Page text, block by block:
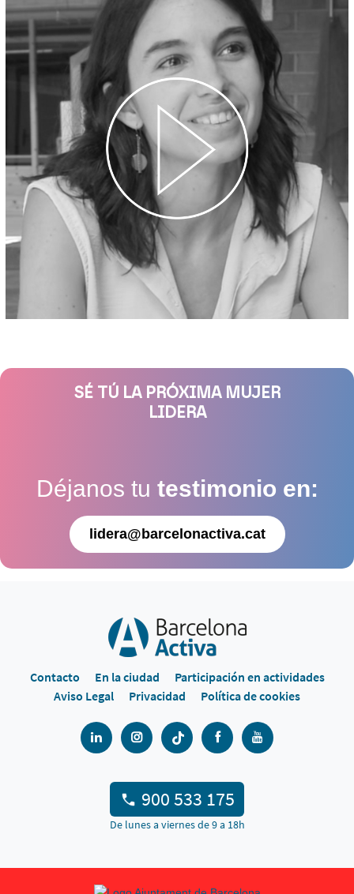
SÉ TÚ LA PRÓXIMA MUJER
LIDERA
Déjanos tu testimonio en:
lidera@barcelonactiva.cat
Contacto En la ciudad
Participación en actividades
Aviso Legal
Privacidad Política de cookies
900 533 175
De lunes a viernes de 9 a 18h